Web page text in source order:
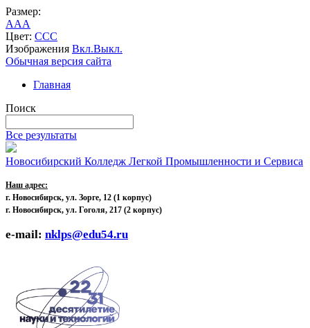
Размер:
AAA
Цвет: CCC
Изображения Вкл.Выкл.
Обычная версия сайта
Главная
Поиск
Все результаты
Новосибирский Колледж Легкой Промышленности и Сервиса
Наш адрес:
г. Новосибирск, ул. Зорге, 12 (1 корпус)
г. Новосибирск, ул. Гоголя, 217 (2 корпус)
e-mail: nklps@edu54.ru